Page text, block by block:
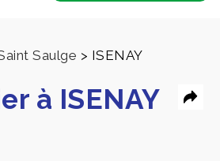
Saulge > ISENAY
à ISENAY